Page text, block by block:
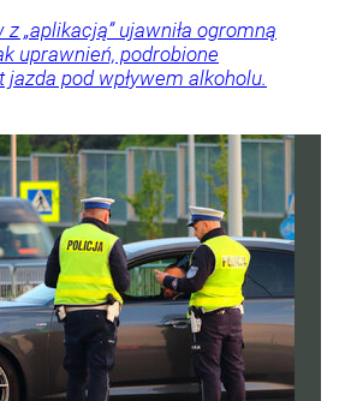
„aplikacją” ujawniła ogromną
uprawnień, podrobione
pod wpływem alkoholu.